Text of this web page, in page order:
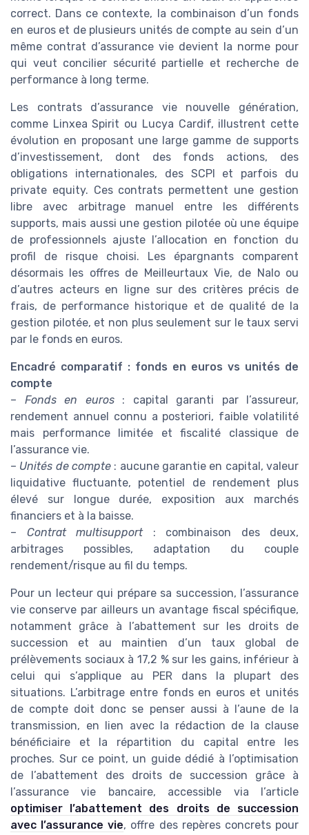
correct. Dans ce contexte, la combinaison d’un fonds
en euros et de plusieurs unités de compte au sein d’un
même contrat d’assurance vie devient la norme pour
qui veut concilier sécurité partielle et recherche de
performance à long terme.
Les contrats d’assurance vie nouvelle génération,
comme Linxea Spirit ou Lucya Cardif, illustrent cette
évolution en proposant une large gamme de supports
d’investissement, dont des fonds actions, des
obligations internationales, des SCPI et parfois du
private equity. Ces contrats permettent une gestion
libre avec arbitrage manuel entre les différents
supports, mais aussi une gestion pilotée où une équipe
de professionnels ajuste l’allocation en fonction du
profil de risque choisi. Les épargnants comparent
désormais les offres de Meilleurtaux Vie, de Nalo ou
d’autres acteurs en ligne sur des critères précis de
frais, de performance historique et de qualité de la
gestion pilotée, et non plus seulement sur le taux servi
par le fonds en euros.
Encadré comparatif : fonds en euros vs unités de
compte
– Fonds en euros: capital garanti par l’assureur,
rendement annuel connu a posteriori, faible volatilité
mais performance limitée et fiscalité classique de
l’assurance vie.
– Unités de compte : aucune garantie en capital, valeur
liquidative fluctuante, potentiel de rendement plus
élevé sur longue durée, exposition aux marchés
financiers et à la baisse.
– Contrat multisupport: combinaison des deux,
arbitrages possibles, adaptation du couple
rendement/risque au fil du temps.
Pour un lecteur qui prépare sa succession, l’assurance
vie conserve par ailleurs un avantage fiscal spécifique,
notamment grâce à l’abattement sur les droits de
succession et au maintien d’un taux global de
prélèvements sociaux à 17,2 % sur les gains, inférieur à
celui qui s’applique au PER dans la plupart des
situations. L’arbitrage entre fonds en euros et unités
de compte doit donc se penser aussi à l’aune de la
transmission, en lien avec la rédaction de la clause
bénéficiaire et la répartition du capital entre les
proches. Sur ce point, un guide dédié à l’optimisation
de l’abattement des droits de succession grâce à
l’assurance vie bancaire, accessible via l’article
optimiser l’abattement des droits de succession
avec l’assurance vie, offre des repères concrets pour